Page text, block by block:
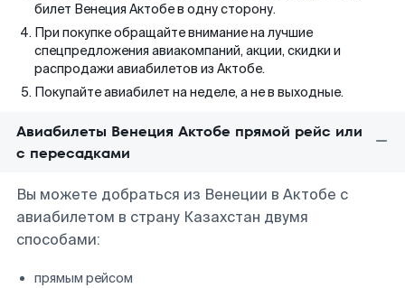
билет Венеция Актобе в одну сторону.
При покупке обращайте внимание на лучшие
спецпредложения авиакомпаний, акции, скидки и
распродажи авиабилетов из Актобе.
Покупайте авиабилет на неделе, а не в выходные.
Авиабилеты Венеция Актобе прямой рейс или
с пересадками
Вы можете добраться из Венеции в Актобе с
авиабилетом в страну Казахстан двумя
способами:
прямым рейсом